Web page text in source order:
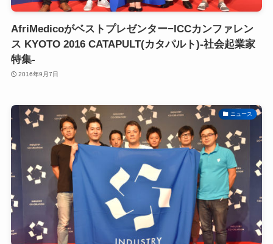
AfriMedicoがベストプレゼンター−ICCカンファレン
ス KYOTO 2016 CATAPULT(カタパルト)-社会起業家
特集-
2016年9月7日
ニュース